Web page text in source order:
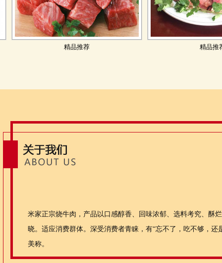
1
精品推荐 精品推荐
米家正宗烧牛肉，产品以口感醇香、回味浓郁、选料考究、酥
晓。适应消费群体。深受消费者青睐，有“忘不了，吃不够，还
美称。